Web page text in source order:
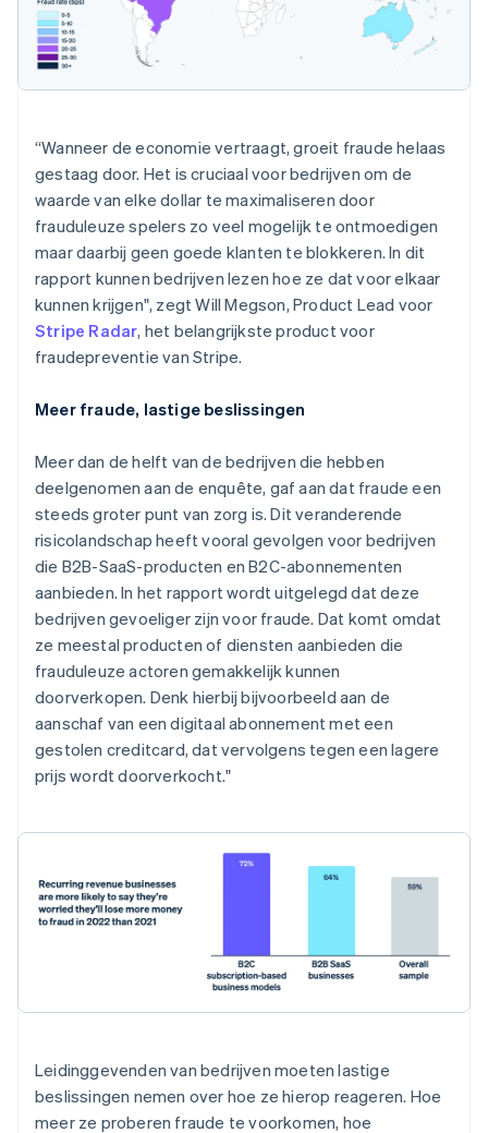
“Wanneer de economie vertraagt, groeit fraude helaas
gestaag door. Het is cruciaal voor bedrijven om de
waarde van elke dollar te maximaliseren door
frauduleuze spelers zo veel mogelijk te ontmoedigen
maar daarbij geen goede klanten te blokkeren. In dit
rapport kunnen bedrijven lezen hoe ze dat voor elkaar
kunnen krijgen", zegt Will Megson, Product Lead voor
Stripe Radar, het belangrijkste product voor
fraudepreventie van Stripe.
Meer fraude, lastige beslissingen
Meer dan de helft van de bedrijven die hebben
deelgenomen aan de enquête, gaf aan dat fraude een
steeds groter punt van zorg is. Dit veranderende
risicolandschap heeft vooral gevolgen voor bedrijven
die B2B-SaaS-producten en B2C-abonnementen
aanbieden. In het rapport wordt uitgelegd dat deze
bedrijven gevoeliger zijn voor fraude. Dat komt omdat
ze meestal producten of diensten aanbieden die
frauduleuze actoren gemakkelijk kunnen
doorverkopen. Denk hierbij bijvoorbeeld aan de
aanschaf van een digitaal abonnement met een
gestolen creditcard, dat vervolgens tegen een lagere
prijs wordt doorverkocht."
Leidinggevenden van bedrijven moeten lastige
beslissingen nemen over hoe ze hierop reageren. Hoe
meer ze proberen fraude te voorkomen, hoe
Australië
English
België
PortuguêsEnglish
English
Canada
EnglishFrançais
English
Estland
English
Finland